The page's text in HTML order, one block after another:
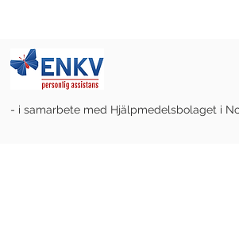
- i samarbete med Hjälpmedelsbolaget i